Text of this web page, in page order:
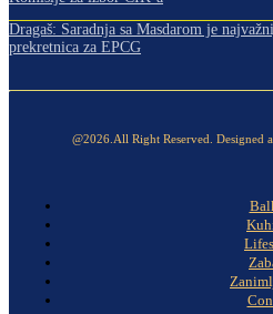
Dragaš: Saradnja sa Masdarom je
prekretnica za EPCG
@2026.All Right Reserved. Designed